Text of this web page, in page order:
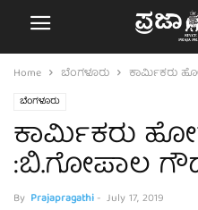
Home ಬೆಂಗಳೂರು ಕಾರ್ಮಿಕರು
ಬೆಂಗಳೂರು
ಕಾರ್ಮಿಕರು
:ಬಿ.ಗೋಪಾಲ
By Prajapragathi- July 17, 2019